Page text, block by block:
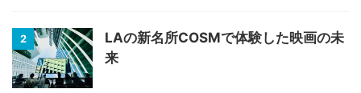
2
LAの新名所COSMで体験した映画の未
来